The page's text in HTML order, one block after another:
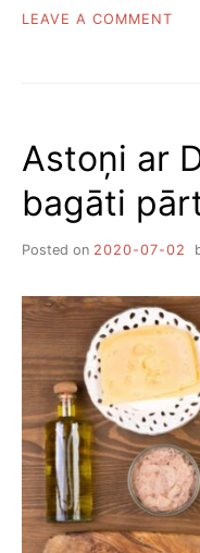
LEAVE A COMMENT
Astoņi ar
bagāti
Posted on 2020-07-02